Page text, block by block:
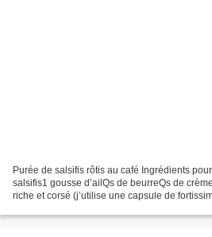
Purée de salsifis rôtis au café Ingrédients
salsifis1 gousse d’ailQs de beurreQs de
riche et corsé (j’utilise une capsule de